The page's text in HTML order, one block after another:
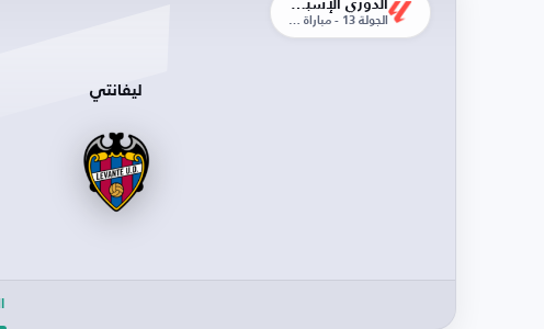
الجولة 13 - مباراة الذهاب
ليفانتي